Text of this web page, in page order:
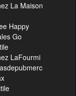
La Maison
Happy
Go
LaFourmi